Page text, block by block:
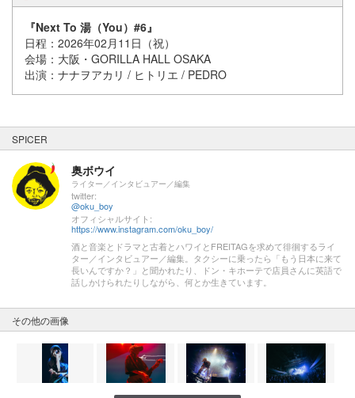
『Next To 湯（You）#6』
日程：2026年02月11日（祝）
会場：大阪・GORILLA HALL OSAKA
出演：ナナヲアカリ / ヒトリエ / PEDRO
SPICER
奥ボウイ
ライター／インタビュアー／編集
twitter:
@oku_boy
オフィシャルサイト:
https://www.instagram.com/oku_boy/
酒と音楽とドラマと古着とハワイとFREITAGを求めて徘徊するライ
ター／インタビュアー／編集。タクシーに乗ったら「もう日本に来て
長いんですか？」と聞かれたり、ドン・キホーテで店員さんに英語で
話しかけられたりしながら、何とか生きています。
その他の画像